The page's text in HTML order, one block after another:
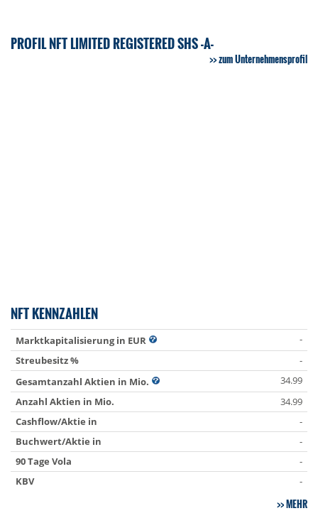
PROFIL NFT LIMITED REGISTERED SHS -A-
zum Unternehmensprofil
NFT KENNZAHLEN
Marktkapitalisierung in EUR
-
Streubesitz %
-
Gesamtanzahl Aktien in Mio.
34.99
Anzahl Aktien in Mio.
34.99
Cashflow/Aktie in
-
Buchwert/Aktie in
-
90 Tage Vola
-
KBV
-
MEHR